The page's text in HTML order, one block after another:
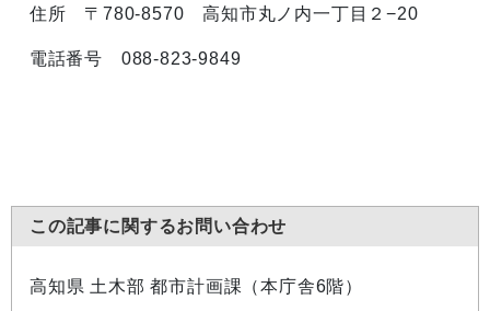
住所 〒780-8570 高知市丸ノ内一丁目２−20
電話番号 088-823-9849
この記事に関するお問い合わせ
高知県 土木部 都市計画課（本庁舎6階）